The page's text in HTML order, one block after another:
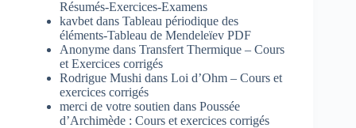
Résumés-Exercices-Examens
kavbet dans Tableau périodique des
éléments-Tableau de Mendeleïev PDF
Anonyme dans Transfert Thermique – Cours
et Exercices corrigés
Rodrigue Mushi dans Loi d’Ohm – Cours et
exercices corrigés
merci de votre soutien dans Poussée
d’Archimède : Cours et exercices corrigés